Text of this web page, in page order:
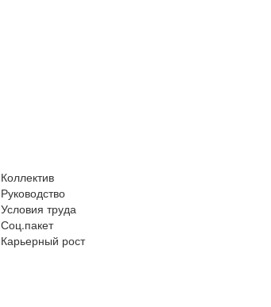
Коллектив
Руководство
Условия труда
Соц.пакет
Карьерный рост